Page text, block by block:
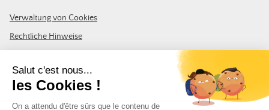
Verwaltung von Cookies
Rechtliche Hinweise
Sitemap
TRITT DER GEMEINSCHAFT BEI